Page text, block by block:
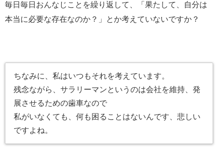
毎日毎日おんなじことを繰り返して、「果たして、自分は
本当に必要な存在なのか？」とか考えていないですか？
ちなみに、私はいつもそれを考えています。
残念ながら、サラリーマンというのは会社を維持、発
展させるための歯車なので
私がいなくても、何も困ることはないんです、悲しい
ですよね。